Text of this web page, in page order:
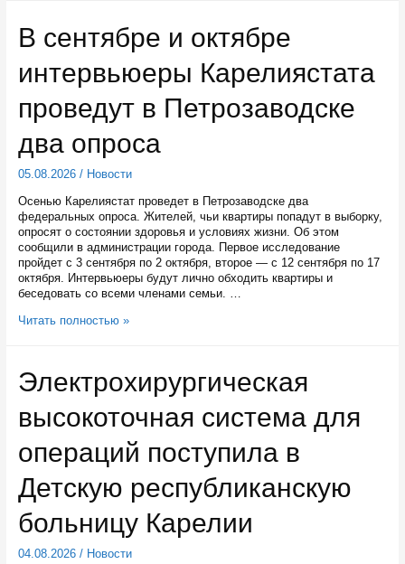
ремонт
кровли
над
кабинетами,
разместят
оборудование
В сентябре и октябре
интервьюеры Карелиястата
проведут в Петрозаводске
два опроса
05.08.2026/ Новости
Осенью Карелиястат проведет в Петрозаводске два
федеральных опроса. Жителей, чьи квартиры попадут в выборку,
опросят о состоянии здоровья и условиях жизни. Об этом
сообщили в администрации города. Первое исследование
пройдет с 3 сентября по 2 октября, второе — с 12 сентября по 17
октября. Интервьюеры будут лично обходить квартиры и
беседовать со всеми членами семьи. …
В
интервьюеры
проведут
в
два
Читать полностью »
Электрохирургическая
высокоточная система для
операций поступила в
Детскую республиканскую
больницу Карелии
04.08.2026/ Новости